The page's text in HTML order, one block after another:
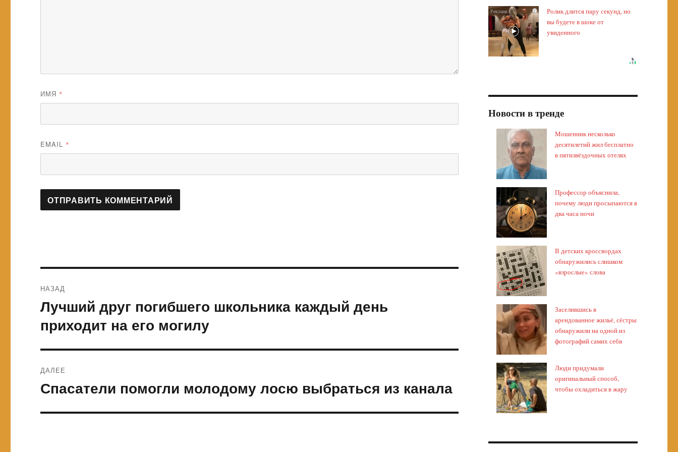
ИМЯ *
EMAIL *
по
записям
НАЗАД
Предыдущая
запись:
Лучший друг погибшего школьника каждый день
приходит на его могилу
ДАЛЕЕ
Следующая
Спасатели помогли молодому лосю выбраться из канала
i
Ролик длится пару секунд, но
вы будете в шоке от
увиденного
Новости в тренде
Мошенник несколько
десятилетий жил бесплатно
в пятизвёздочных отелях
Профессор объяснила,
почему люди просыпаются в
два часа ночи
В детских кроссвордах
обнаружились слишком
«взрослые» слова
Заселившись в
арендованное жильё, сёстры
обнаружили на одной из
фотографий самих себя
Люди придумали
оригинальный способ,
чтобы охладиться в жару